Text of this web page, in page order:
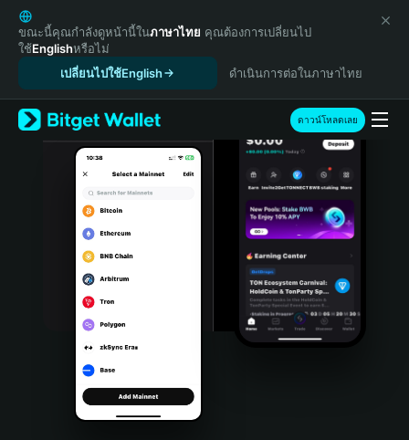
English
日本語
Tiếng Việt
Español (Latinoamérica)
Türkçe
Italiano
Português (Portugal)
Bahasa Indonesia
Português (Brasil)
Español (Argentina)
ขณะนี้คุณกำลังดูหน้านี้ในภาษาไทย คุณต้องการเปลี่ยนไป
ใช้Englishหรือไม่
เปลี่ยนไปใช้English
ดำเนินการต่อในภาษาไทย
ดาวน์โหลดเลย